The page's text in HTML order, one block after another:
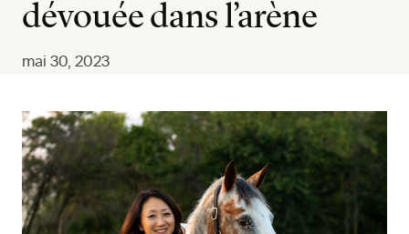
dévouée dans l’arène
mai 30, 2023